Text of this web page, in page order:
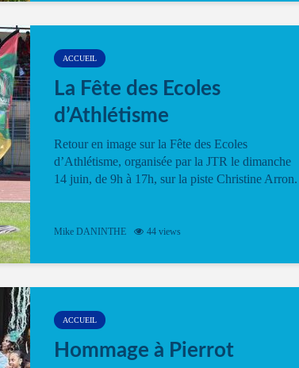
ACCUEIL
La Fête des Ecoles
d’Athlétisme
Retour en image sur la Fête des Ecoles
d’Athlétisme, organisée par la JTR le dimanche
14 juin, de 9h à 17h, sur la piste Christine Arron.
Mike DANINTHE 44 views
ACCUEIL
Hommage à Pierrot